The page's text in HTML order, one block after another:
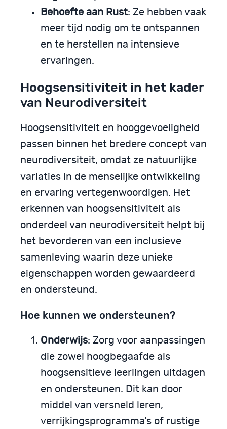
Behoefte aan Rust: Ze hebben vaak
meer tijd nodig om te ontspannen
en te herstellen na intensieve
ervaringen.
Hoogsensitiviteit in het kader
van Neurodiversiteit
Hoogsensitiviteit en hooggevoeligheid
passen binnen het bredere concept van
neurodiversiteit, omdat ze natuurlijke
variaties in de menselijke ontwikkeling
en ervaring vertegenwoordigen. Het
erkennen van hoogsensitiviteit als
onderdeel van neurodiversiteit helpt bij
het bevorderen van een inclusieve
samenleving waarin deze unieke
eigenschappen worden gewaardeerd
en ondersteund.
Hoe kunnen we ondersteunen?
Onderwijs: Zorg voor aanpassingen
die zowel hoogbegaafde als
hoogsensitieve leerlingen uitdagen
en ondersteunen. Dit kan door
middel van versneld leren,
verrijkingsprogramma’s of rustige